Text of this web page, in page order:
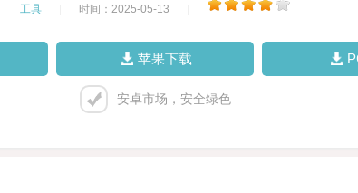
工具 时间：2025-05-13
苹果下载
安卓市场，安全绿色